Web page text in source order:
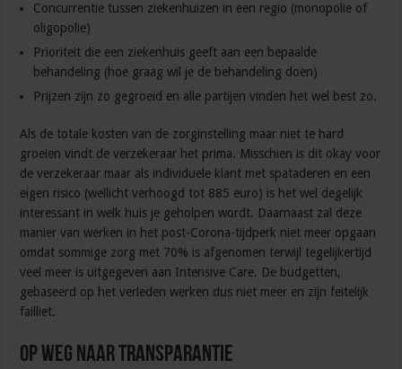
Concurrentie tussen ziekenhuizen in een regio (monopolie of
oligopolie)
Prioriteit die een ziekenhuis geeft aan een bepaalde
behandeling (hoe graag wil je de behandeling doen)
Prijzen zijn zo gegroeid en alle partijen vinden het wel best zo.
Als de totale kosten van de zorginstelling maar niet te hard
groeien vindt de verzekeraar het prima. Misschien is dit okay voor
de verzekeraar maar als individuele klant met spataderen en een
eigen risico (wellicht verhoogd tot 885 euro) is het wel degelijk
interessant in welk huis je geholpen wordt. Daarnaast zal deze
manier van werken in het post-Corona-tijdperk niet meer opgaan
omdat sommige zorg met 70% is afgenomen terwijl tegelijkertijd
veel meer is uitgegeven aan Intensive Care. De budgetten,
gebaseerd op het verleden werken dus niet meer en zijn feitelijk
failliet.
Op weg naar Transparantie